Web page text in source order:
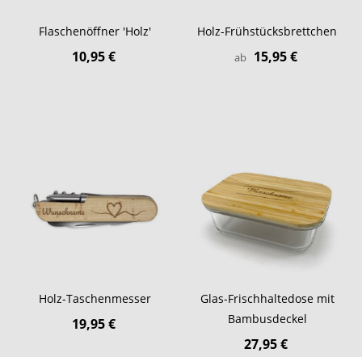
Flaschenöffner 'Holz'
10,95 €
Holz-Frühstücksbrettchen
ab 15,95 €
Holz-Taschenmesser
19,95 €
Glas-Frischhaltedose mit
Bambusdeckel
27,95 €